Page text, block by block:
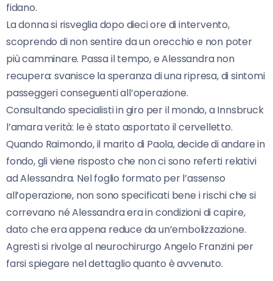
fidano.
La donna si risveglia dopo dieci ore di intervento,
scoprendo di non sentire da un orecchio e non poter
più camminare. Passa il tempo, e Alessandra non
recupera: svanisce la speranza di una ripresa, di sintomi
passeggeri conseguenti all’operazione.
Consultando specialisti in giro per il mondo, a Innsbruck
l’amara verità: le è stato asportato il cervelletto.
Quando Raimondo, il marito di Paola, decide di andare in
fondo, gli viene risposto che non ci sono referti relativi
ad Alessandra. Nel foglio formato per l’assenso
all’operazione, non sono specificati bene i rischi che si
correvano né Alessandra era in condizioni di capire,
dato che era appena reduce da un’embolizzazione.
Agresti si rivolge al neurochirurgo Angelo Franzini per
farsi spiegare nel dettaglio quanto è avvenuto.